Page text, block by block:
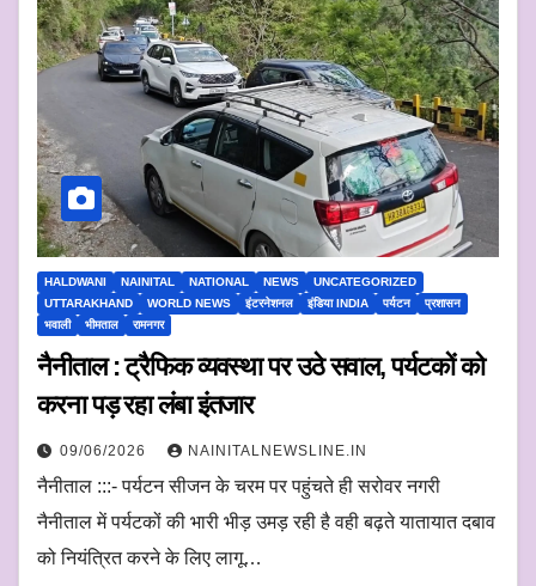
HALDWANI NAINITAL NATIONAL NEWS
UNCATEGORIZED
UTTARAKHAND
WORLD NEWS इंटरनेशनल इंडिया INDIA पर्यटन
प्रशासन
भवाली
भीमताल रामनगर
नैनीताल : ट्रैफिक व्यवस्था पर उठे सवाल, पर्यटकों को
करना पड़ रहा लंबा इंतजार
09/06/2026 NAINITALNEWSLINE.IN
नैनीताल :::- पर्यटन सीजन के चरम पर पहुंचते ही सरोवर नगरी
नैनीताल में पर्यटकों की भारी भीड़ उमड़ रही है वही बढ़ते यातायात दबाव
को नियंत्रित करने के लिए लागू…